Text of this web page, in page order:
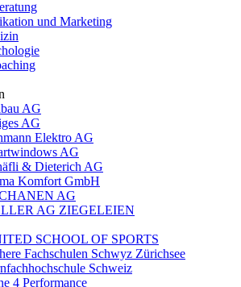
und Marketing
AG
AG
Elektro AG
AG
& Dieterich AG
Komfort GmbH
AG
AG ZIEGELEIEN
SCHOOL OF SPORTS
Fachschulen Schwyz Zürichsee
Schweiz
4 Performance